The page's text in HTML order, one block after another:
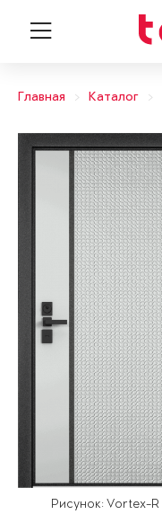
Главная Каталог
Рисунок: Vortex-R